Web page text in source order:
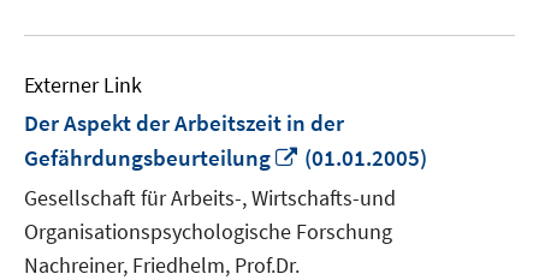
Externer Link
Der Aspekt der Arbeitszeit in der
Gefährdungsbeurteilung
In
neuem
Fenster
öffnen
(01.01.2005)
Gesellschaft für Arbeits-, Wirtschafts-und
Organisationspsychologische Forschung
Nachreiner, Friedhelm, Prof.Dr.